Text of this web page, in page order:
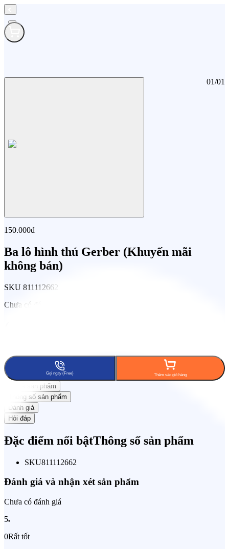
01/01
150.000đ
Ba lô hình thú Gerber (Khuyến mãi
không bán)
SKU 811112662
Chưa có đánh giá
Gọi ngay (Free) Thêm vào giỏ hàng
Mô tả sản phẩm
Thông số sản phẩm
Đánh giá
Hỏi đáp
Đặc điểm nổi bậtThông số sản phẩm
SKU811112662
Đánh giá và nhận xét sản phẩm
Chưa có đánh giá
5
0Rất tốt